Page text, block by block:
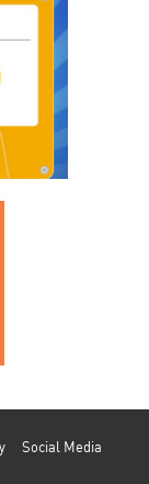
Social Media